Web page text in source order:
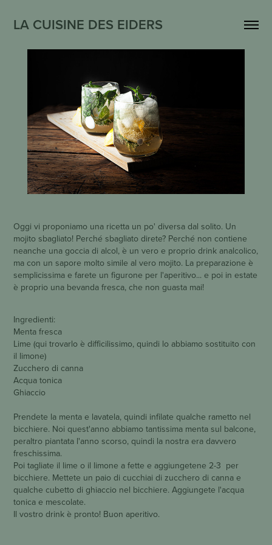
LA CUISINE DES EIDERS
Oggi vi proponiamo una ricetta un po' diversa dal solito. Un
mojito sbagliato! Perché sbagliato direte? Perché non contiene
neanche una goccia di alcol, è un vero e proprio drink analcolico,
ma con un sapore molto simile al vero mojito. La preparazione è
semplicissima e farete un figurone per l'aperitivo... e poi in estate
è proprio una bevanda fresca, che non guasta mai!
Ingredienti:
Menta fresca
Lime (qui trovarlo è difficilissimo, quindi lo abbiamo sostituito con
il limone)
Zucchero di canna
Acqua tonica
Ghiaccio
Prendete la menta e lavatela, quindi infilate qualche rametto nel
bicchiere. Noi quest'anno abbiamo tantissima menta sul balcone,
peraltro piantata l'anno scorso, quindi la nostra era davvero
freschissima.
Poi tagliate il lime o il limone a fette e aggiungetene 2-3 per
bicchiere. Mettete un paio di cucchiai di zucchero di canna e
qualche cubetto di ghiaccio nel bicchiere. Aggiungete l'acqua
tonica e mescolate.
Il vostro drink è pronto! Buon aperitivo.